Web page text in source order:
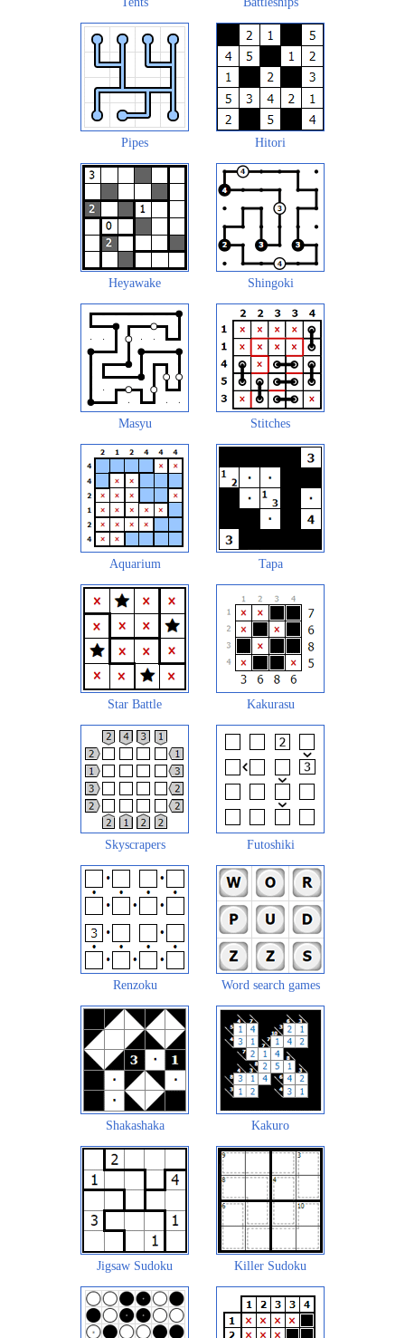
Pipes Hitori
Heyawake Shingoki
Masyu Stitches
Aquarium Tapa
Star Battle Kakurasu
Skyscrapers Futoshiki
Renzoku Word search games
Shakashaka Kakuro
Jigsaw Sudoku Killer Sudoku